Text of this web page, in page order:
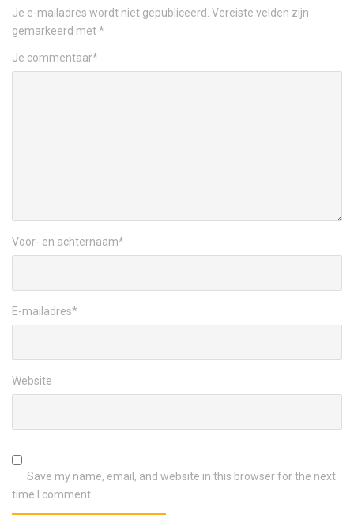
Je e-mailadres wordt niet gepubliceerd. Vereiste velden zijn
gemarkeerd met*
Je commentaar*
Voor- en achternaam*
E-mailadres*
Website
Save my name, email, and website in this browser for the next
time I comment.